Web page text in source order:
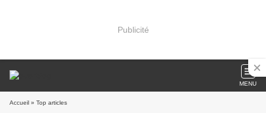
Publicité
MENU
Accueil » Top articles